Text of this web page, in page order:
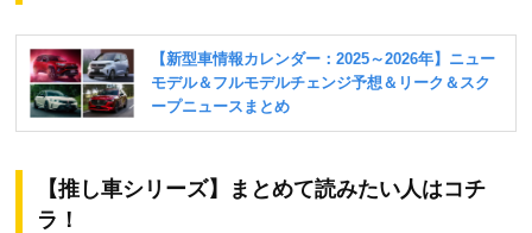
【推し車シリーズ】まとめて読みたい人はコチ
ラ！